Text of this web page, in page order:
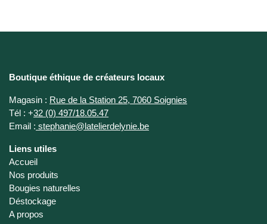
Boutique éthique de créateurs locaux
Magasin : Rue de la Station 25, 7060 Soignies
Tél : +32 (0) 497/18.05.47
Email : stephanie@latelierdelynie.be
Liens utiles
Accueil
Nos produits
Bougies naturelles
Déstockage
A propos